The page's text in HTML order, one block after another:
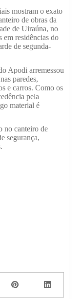
mostram o exato
de obras da
de Uiraúna, no
em residências do
de segunda-
Apodi arremessou
paredes,
e carros. Como os
pela
material é
no canteiro de
segurança,